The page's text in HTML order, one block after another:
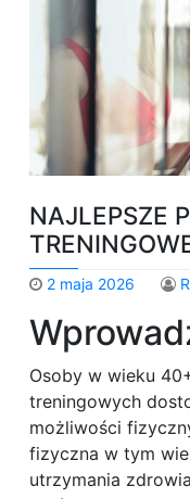
NAJLEPSZE
2 maja 2026
Osoby w wieku
treningowych
możliwości
fizyczna w tym
utrzymania